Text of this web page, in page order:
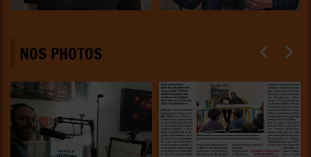
NOS PHOTOS